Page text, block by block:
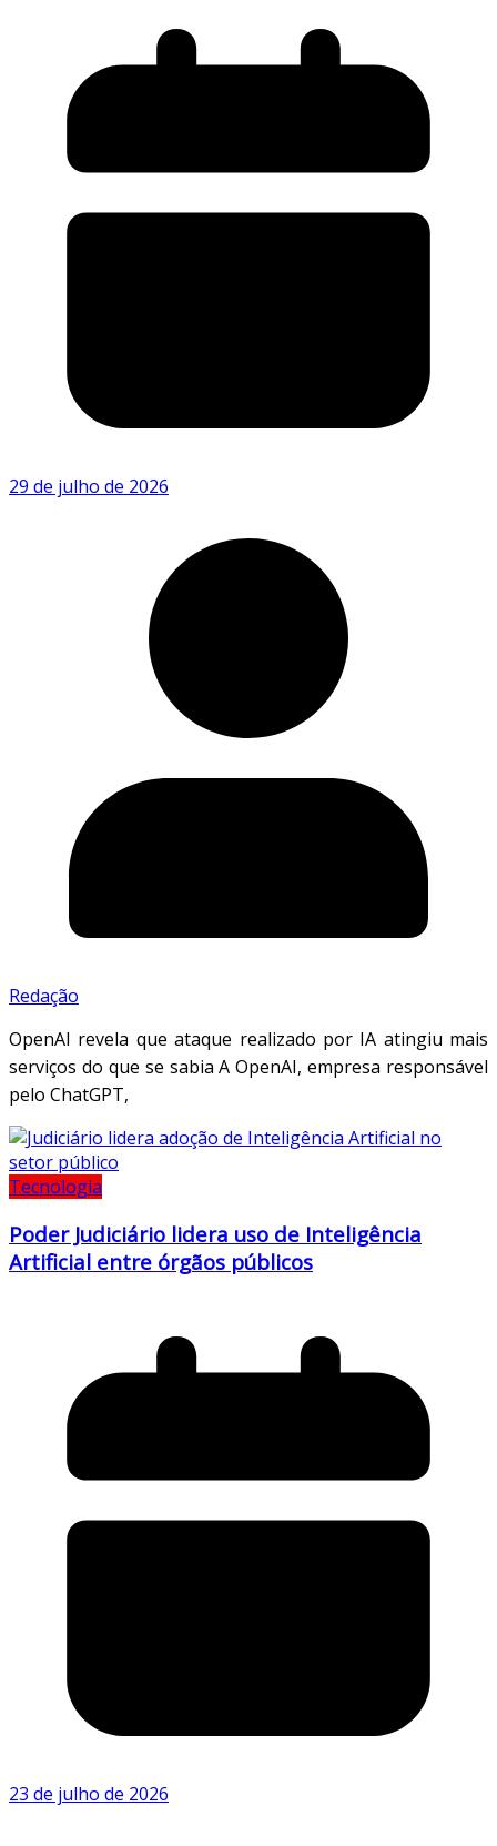
29 de julho de 2026
Redação
OpenAI revela que ataque realizado por IA atingiu mais
serviços do que se sabia A OpenAI, empresa responsável
pelo ChatGPT,
Tecnologia
Poder Judiciário lidera uso de Inteligência
Artificial entre órgãos públicos
23 de julho de 2026